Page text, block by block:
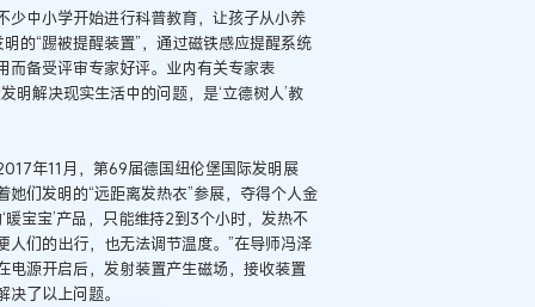
少中小学开始进行科普教育，让孩子从小养
的“踢被提醒装置”，通过磁铁感应提醒系统
而备受评审专家好评。业内有关专家表
明解决现实生活中的问题，是‘立德树人’教
年11月，第69届德国纽伦堡国际发明展
们发明的“远距离发热衣”参展，夺得个人金
宝宝’产品，只能维持2到3个小时，发热不
们的出行，也无法调节温度。”在导师冯泽
电源开启后，发射装置产生磁场，接收装置
了以上问题。